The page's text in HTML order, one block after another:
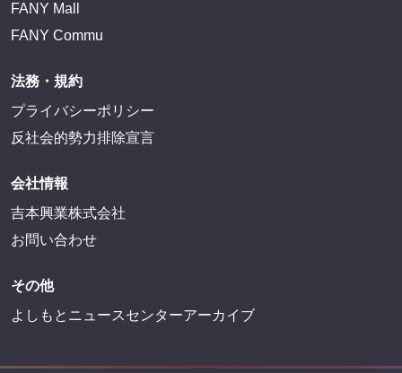
FANY Mall
FANY Commu
法務・規約
プライバシーポリシー
反社会的勢力排除宣言
会社情報
吉本興業株式会社
お問い合わせ
その他
よしもとニュースセンターアーカイブ